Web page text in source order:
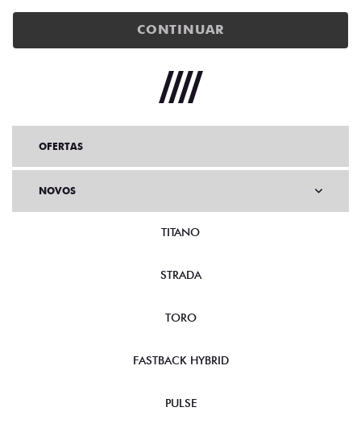
CONTINUAR
OFERTAS
NOVOS
TITANO
STRADA
TORO
FASTBACK HYBRID
PULSE